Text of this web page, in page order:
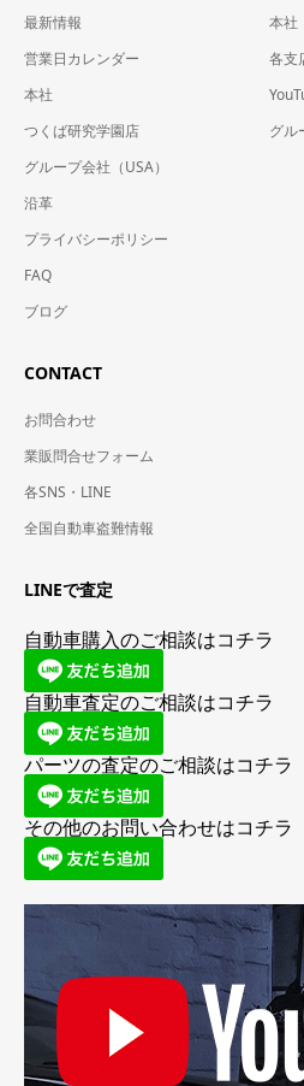
最新情報
営業日カレンダー
本社
つくば研究学園店
グループ会社（USA）
沿革
プライバシーポリシー
FAQ
ブログ
本
各支
グル
CONTACT
お問合わせ
業販問合せフォーム
各SNS・LINE
全国自動車盗難情報
LINEで査定
自動車購入のご相談はコチラ
自動車査定のご相談はコチラ
パーツの査定のご相談はコチラ
その他のお問い合わせはコチラ